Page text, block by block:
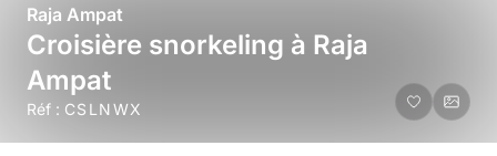
Raja Ampat
Croisière snorkeling à Raja
Ampat
Réf : CSLNWX